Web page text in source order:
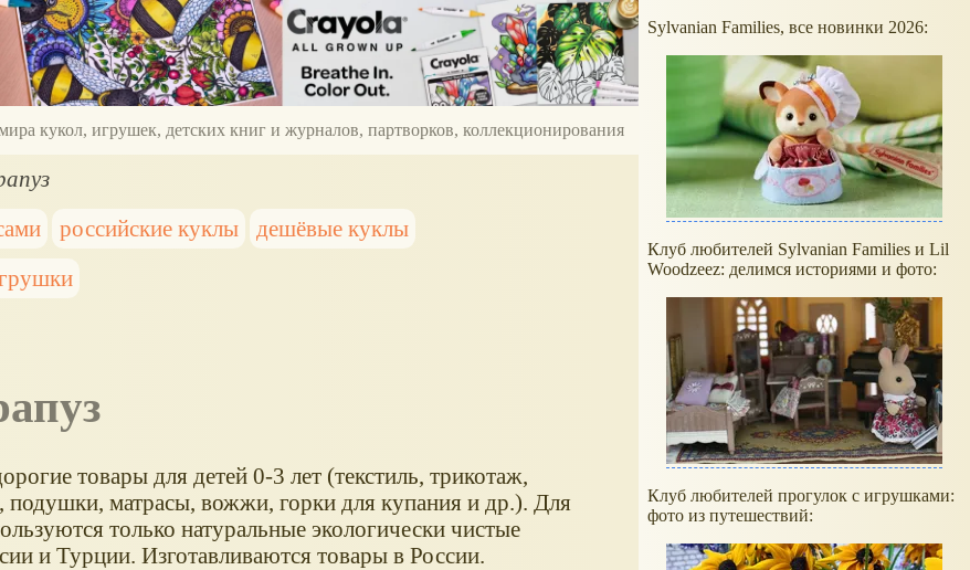
кукол, игрушек, детских книг и журналов, партворков, коллекционирования
российские куклы
дешёвые куклы
товары для детей 0-3 лет (текстиль, трикотаж,
подушки, матрасы, вожжи, горки для купания и др.). Для
только натуральные экологически чистые
и Турции. Изготавливаются товары в России.
Sylvanian Families, все новинки 2026:
Клуб любителей Sylvanian Families и Lil
Woodzeez: делимся историями и фото:
Клуб любителей прогулок с игрушками:
фото из путешествий: